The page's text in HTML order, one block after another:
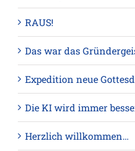
RAUS!
Das war das
Expedition neue
Die KI wird immer
Herzlich willkommen…